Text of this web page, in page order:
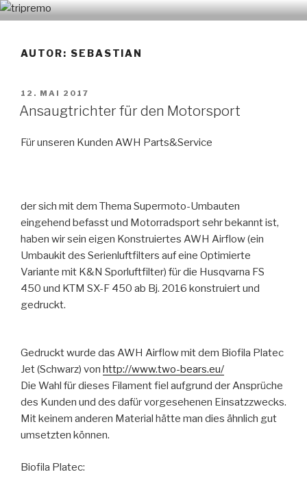
Zum
InhaltTRIPREMO
AUTOR: SEBASTIAN
VERÖFFENTLICHT
AM
12. MAI 2017
Ansaugtrichter für den Motorsport
Für unseren Kunden AWH Parts&Service
der sich mit dem Thema Supermoto-Umbauten
eingehend befasst und Motorradsport sehr bekannt ist,
haben wir sein eigen Konstruiertes AWH Airflow (ein
Umbaukit des Serienluftfilters auf eine Optimierte
Variante mit K&N Sporluftfilter) für die Husqvarna FS
450 und KTM SX-F 450 ab Bj. 2016 konstruiert und
gedruckt.
Gedruckt wurde das AWH Airflow mit dem Biofila Platec
Jet (Schwarz) von http://www.two-bears.eu/
Die Wahl für dieses Filament fiel aufgrund der Ansprüche
des Kunden und des dafür vorgesehenen Einsatzzwecks.
Mit keinem anderen Material hätte man dies ähnlich gut
umsetzten können.
Biofila Platec: